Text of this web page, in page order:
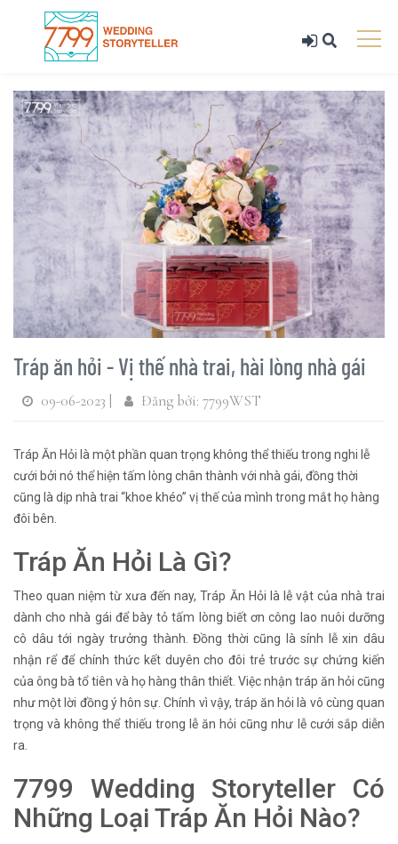
Tráp ăn hỏi - Vị thế nhà trai, hài lòng nhà gái
09-06-2023 | Đăng bởi: 7799WST
​​​​​​​Tráp Ăn Hỏi là một phần quan trọng không thể thiếu trong nghi lễ
cưới bởi nó thể hiện tấm lòng chân thành với nhà gái, đồng thời
cũng là dịp nhà trai “khoe khéo” vị thế của mình trong mắt họ hàng
đôi bên.
Tráp Ăn Hỏi Là Gì?
Theo quan niệm từ xưa đến nay, Tráp Ăn Hỏi là lễ vật của nhà trai
dành cho nhà gái để bày tỏ tấm lòng biết ơn công lao nuôi dưỡng
cô dâu tới ngày trưởng thành. Đồng thời cũng là sính lễ xin dâu
nhận rể để chính thức kết duyên cho đôi trẻ trước sự chứng kiến
của ông bà tổ tiên và họ hàng thân thiết. Việc nhận tráp ăn hỏi cũng
như một lời đồng ý hôn sự. Chính vì vậy, tráp ăn hỏi là vô cùng quan
trọng và không thể thiếu trong lễ ăn hỏi cũng như lễ cưới sắp diễn
ra.
7799 Wedding Storyteller Có
Những Loại Tráp Ăn Hỏi Nào?